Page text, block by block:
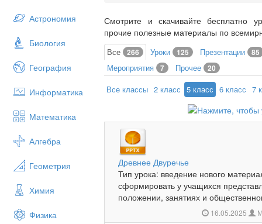
Астрономия
Биология
География
Информатика
Математика
Алгебра
Геометрия
Химия
Физика
Смотрите и скачивайте бесплатно
прочие полезные материалы по
Все 266 Уроки 125 Презентации 85
Мероприятия 7 Прочее 20
Все классы 2 класс 5 класс 6 класс 7
Древнее Двуречье
Тип урока: введение нового
сформировать у учащихся
положении, занятиях и
16.05.2025